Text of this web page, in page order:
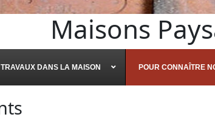
Maisons
TRAVAUX DANS LA MAISON POUR CONNAÎTRE